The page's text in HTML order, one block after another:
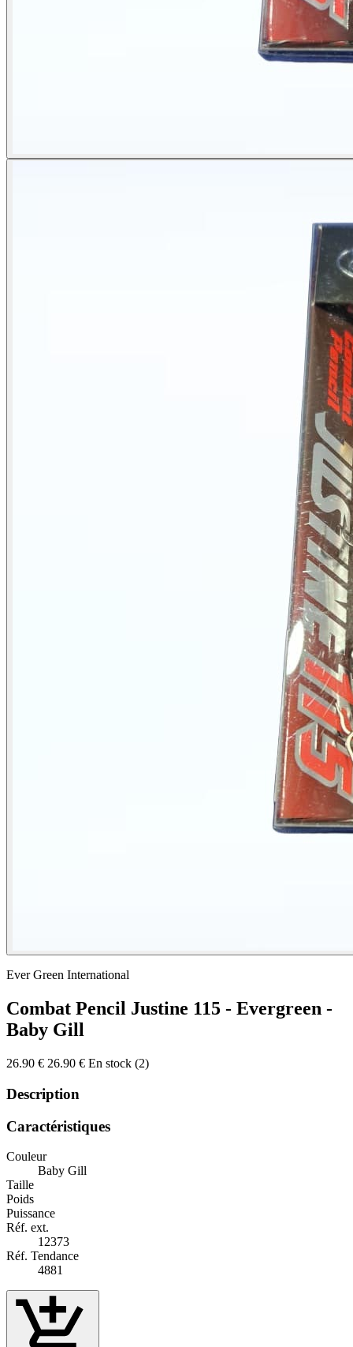
Ever Green International
Combat Pencil Justine 115 - Evergreen -
Baby Gill
26.90 € 26.90 € En stock (2)
Description
Caractéristiques
Couleur
Baby Gill
Taille
Poids
Puissance
Réf. ext.
12373
Réf. Tendance
4881